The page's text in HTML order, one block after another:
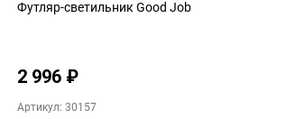
Футляр-светильник Good Job
2 996 ₽
Артикул: 30157